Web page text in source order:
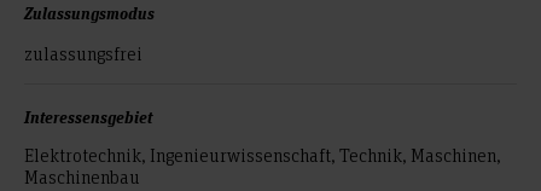
Zulassungsmodus
zulassungsfrei
Interessensgebiet
Elektrotechnik, Ingenieurwissenschaft, Technik, Maschinen,
Maschinenbau